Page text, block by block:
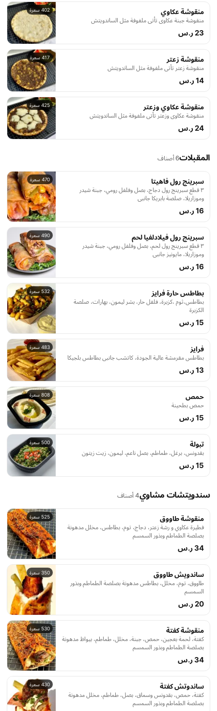
402 سعرة منقوشة عكاوي
منقوشة جبنة عكاوي تأتي ملفوفة مثل الساندويتش
23 ر.س
417 سعرة منقوشة زعتر
منقوشة زعتر تأتي ملفوفة مثل الساندويتش
14 ر.س
425 سعرة منقوشة عكاوي وزعتر
منقوشة عكاوي وزعتر تأتي ملفوفة مثل الساندويتش
24 ر.س
المقبلات6 أصناف
470 سعرة سبرينج رول فاهيتا
٣ قطع سبرينج رول دجاج، بصل وفلفل رومي، جبنة شيدر
وموزاريلا، صلصة بابريكا جانبي
16 ر.س
490 سعرة سبرينج رول فيلادلفيا لحم
٣ قطع سبرينج رول لحم، بصل وفلفل رومي، جبنة شيدر
وموزاريلا، مايونيز جانبي
16 ر.س
532 سعرة بطاطس حارة فرايز
بطاطس،ثوم ،كزبرة، فلفل حار، بشر ليمون، بهارات، صلصة
الكزبرة
15 ر.س
483 سعرة فرايز
بطاطس مقرمشة عالية الجودة، كاتشب جانبي بطاطس بلجيكا
13 ر.س
808 سعرة حمص
حمص بطحينة
15 ر.س
500 سعرة تبولة
بقدونس، برغل، طماطم، بصل ناعم، ليمون، زيت زيتون
15 ر.س
سندويتشات مشاوي4 أصناف
525 سعرة منقوشة طاووق
فطيرة عكاوي و رشة زعتر، دجاج، توم، بطاطس، مخلل مدهونة
بصلصة الطماطم وبذور السمسم
34 ر.س
350 سعرة ساندويش طاووق
طاووق، توم، مخلل، بطاطس مدهونة بصلصة الطماطم وبذور
السمسم
20 ر.س
530 سعرة منقوشة كفتة
كفتة، لحمة بعجين، حمص، جبنة، مخلل، طماطم، بيواظ مدهونة
بصلصة الطماطم وبذور السمسم
34 ر.س
430 سعرة ساندوتش كفتة
كفتة، حمص، بقدونس وسماق، بصل، طماطم، مخلل مدهونة
بصلصة الطماطم وبذور السمسم